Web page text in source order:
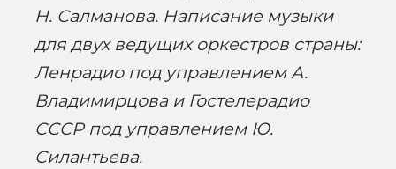
Н. Салманова. Написание музыки
для двух ведущих оркестров страны:
Ленрадио под управлением А.
Владимирцова и Гостелерадио
СССР под управлением Ю.
Силантьева.